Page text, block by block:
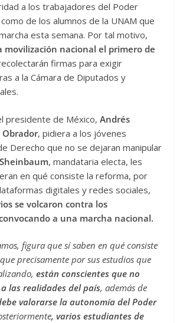
a los trabajadores del Poder
como de los alumnos de la UNAM que
esta semana. Por tal motivo,
movilización nacional el primero de
firmas para exigir
a la Cámara de Diputados y
presidente de México, Andrés
Obrador, pidiera a los jóvenes
Derecho que no se dejaran manipular
, mandataria electa, les
en qué consiste la reforma, por
digitales y redes sociales,
se volcaron contra los
a una marcha nacional.
figura que sí saben en qué consiste
precisamente por sus estudios que
están conscientes que no
las realidades del país, además de
valorarse la autonomía del Poder
, varios estudiantes de